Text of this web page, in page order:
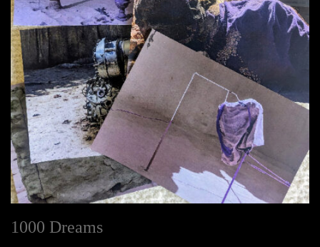
1000 Dreams